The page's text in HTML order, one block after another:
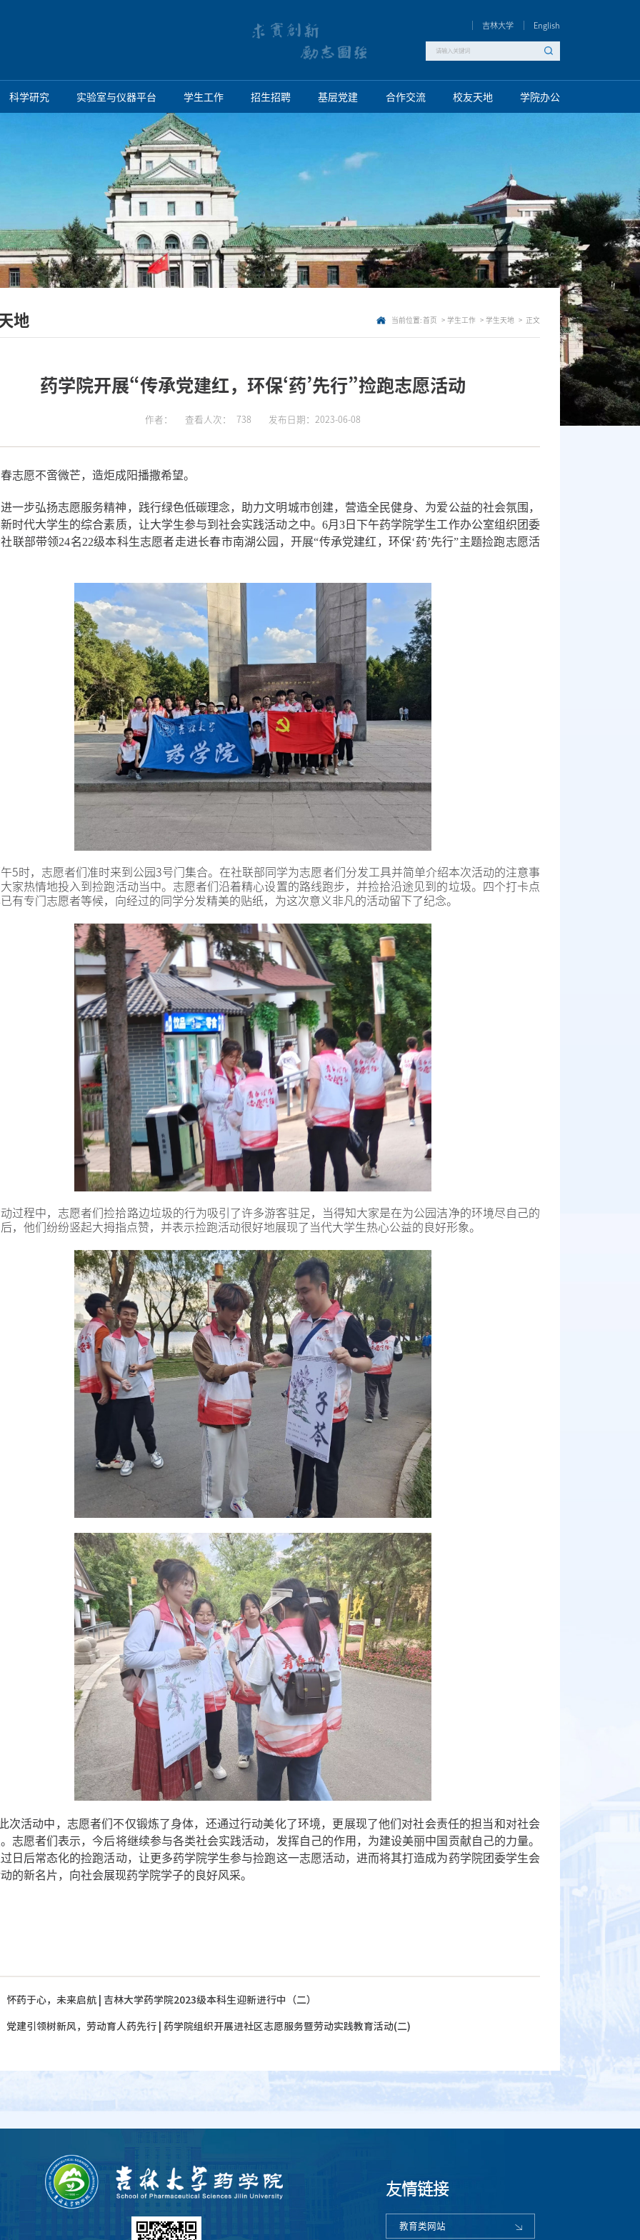
吉林大学 English
科学研究 实验室与仪器平台 学生工作 招生招聘 基层党建 合作交流 校友天地 学院办公
地 当前位置: 首页 学生工作 学生天地 正文
药学院开展“传承党建红，环保‘药’先行”捡跑志愿活动
作者： 查看人次： 738 发布日期：2023-06-08
志愿不啻微芒，造炬成阳播撒希望。
一步弘扬志愿服务精神，践行绿色低碳理念，助力文明城市创建，营造全民健身、为爱公益的社会氛围，
时代大学生的综合素质，让大学生参与到社会实践活动之中。 6月 3日下午药学院学生工作办公室组织团委
联部带领24名22级本科生志愿者走进长春市南湖公园，开展“传承党建红，环保‘药’先行”主题捡跑志愿活
5时，志愿者们准时来到公园3号门集合。在社联部同学为志愿者们分发工具并简单介绍本次活动的注意事
家热情地投入到捡跑活动当中。志愿者们沿着精心设置的路线跑步，并捡拾沿途见到的垃圾。四个打卡点
有专门志愿者等候，向经过的同学分发精美的贴纸，为这次意义非凡的活动留下了纪念。
过程中，志愿者们捡拾路边垃圾的行为吸引了许多游客驻足，当得知大家是在为公园洁净的环境尽自己的
，他们纷纷竖起大拇指点赞，并表示捡跑活动很好地展现了当代大学生热心公益的良好形象。
次活动中，志愿者们不仅锻炼了身体，还通过行动美化了环境，更展现了他们对社会责任的担当和对社会
志愿者们表示，今后将继续参与各类社会实践活动，发挥自己的作用，为建设美丽中国贡献自己的力量。
日后常态化的捡跑活动，让更多药学院学生参与捡跑这一志愿活动，进而将其打造成为药学院团委学生会
的新名片，向社会展现药学院学子的良好风采。
怀药于心，未来启航 | 吉林大学药学院2023级本科生迎新进行中（二）
党建引领树新风，劳动育人药先行 | 药学院组织开展进社区志愿服务暨劳动实践教育活动(二)
友情链接
教育类网站